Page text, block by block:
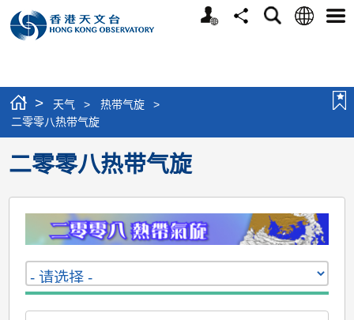
个
分
搜
语
选
> 天气 > 热带气旋
>
二零零八热带气旋
二零零八热带气旋